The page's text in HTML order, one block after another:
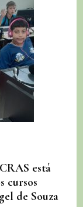
está
cursos
de Souza